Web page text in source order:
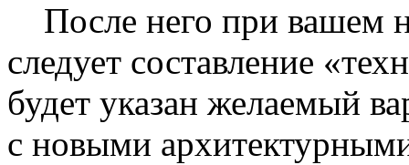
После него при вашем
следует составление
будет указан желаемый
с новыми